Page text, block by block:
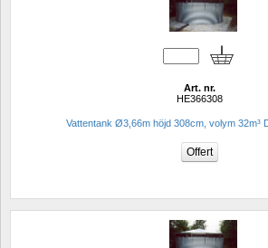
Art. nr.
HE366308
Vattentank Ø3,66m höjd 308cm, volym 32m³